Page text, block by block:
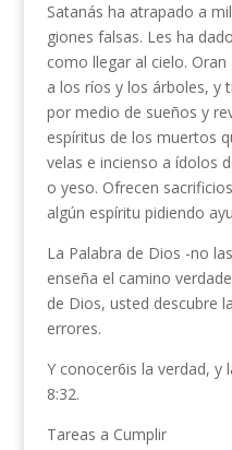
Satanás ha atrapado a
giones falsas. Les ha
como llegar al cielo.
a los ríos y los árboles, y
por medio de sueños y
espíritus de los muertos
velas e incienso a ídolos
o yeso. Ofrecen
algún espíritu pidiendo
La Palabra de Dios -no
enseña el camino
de Dios, usted descubre
errores.
Y conocer6is la verdad, y
8:32.
Tareas a Cumplir